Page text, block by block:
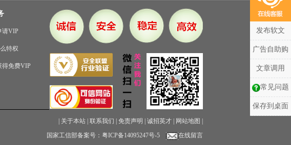
请VIP
特权
得免费VIP
关于本站 联系我们 免责声明 诚招英才 网站地图
国家工信部备案号： 粤ICP备14095247号-5 在线留言
发布软文
广告自助购
文章调用
常见问题
保存到桌面